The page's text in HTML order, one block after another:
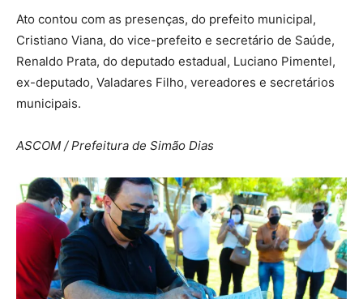
Ato contou com as presenças, do prefeito municipal,
Cristiano Viana, do vice-prefeito e secretário de Saúde,
Renaldo Prata, do deputado estadual, Luciano Pimentel,
ex-deputado, Valadares Filho, vereadores e secretários
municipais.
ASCOM / Prefeitura de Simão Dias